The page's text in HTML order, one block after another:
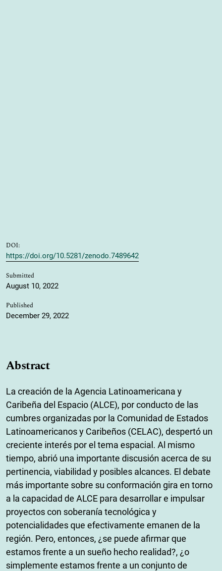
DOI:
https://doi.org/10.5281/zenodo.7489642
Submitted
August 10, 2022
Published
December 29, 2022
Abstract
La creación de la Agencia Latinoamericana y
Caribeña del Espacio (ALCE), por conducto de las
cumbres organizadas por la Comunidad de Estados
Latinoamericanos y Caribeños (CELAC), despertó un
creciente interés por el tema espacial. Al mismo
tiempo, abrió una importante discusión acerca de su
pertinencia, viabilidad y posibles alcances. El debate
más importante sobre su conformación gira en torno
a la capacidad de ALCE para desarrollar e impulsar
proyectos con soberanía tecnológica y
potencialidades que efectivamente emanen de la
región. Pero, entonces, ¿se puede afirmar que
estamos frente a un sueño hecho realidad?, ¿o
simplemente estamos frente a un conjunto de